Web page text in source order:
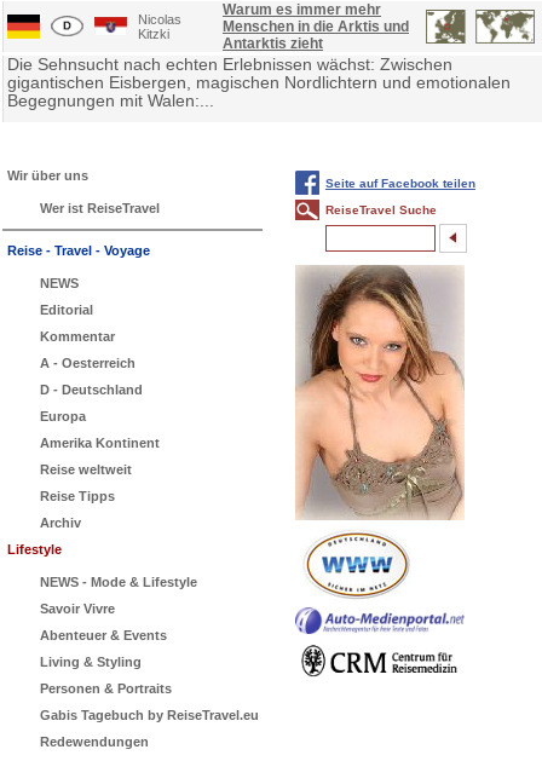
Nicolas
Kitzki
Warum es immer mehr
Menschen in die Arktis und
Antarktis zieht
Die Sehnsucht nach echten Erlebnissen wächst: Zwischen
gigantischen Eisbergen, magischen Nordlichtern und emotionalen
Begegnungen mit Walen:...
Wir über uns
Wer ist ReiseTravel
Reise - Travel - Voyage
NEWS
Editorial
Kommentar
A - Oesterreich
D - Deutschland
Europa
Amerika Kontinent
Reise weltweit
Reise Tipps
Archiv
Lifestyle
NEWS - Mode & Lifestyle
Savoir Vivre
Abenteuer & Events
Living & Styling
Personen & Portraits
Gabis Tagebuch by ReiseTravel.eu
Redewendungen
Seite auf Facebook teilen
ReiseTravel Suche